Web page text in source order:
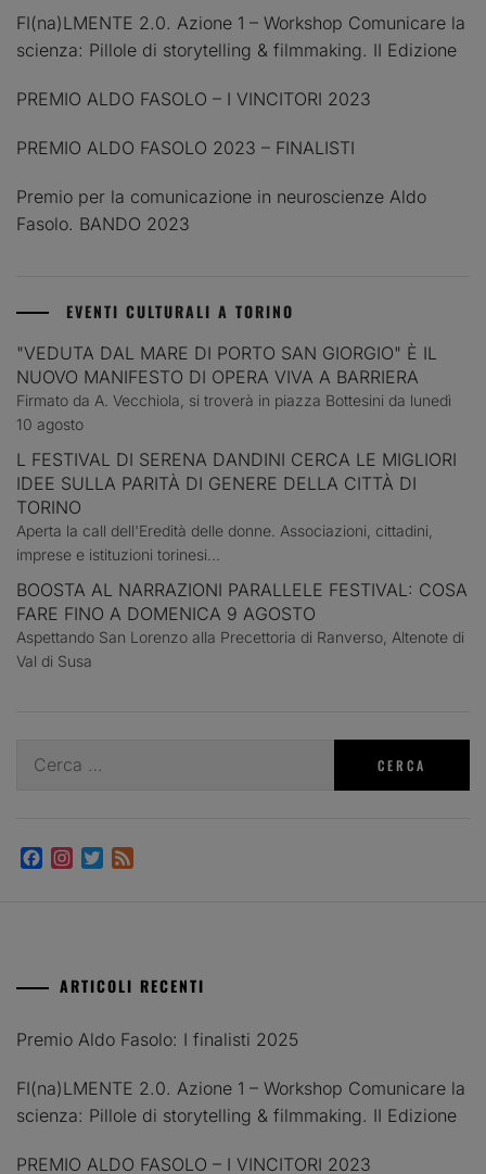
FI(na)LMENTE 2.0. Azione 1 – Workshop Comunicare la
scienza: Pillole di storytelling & filmmaking. II Edizione
PREMIO ALDO FASOLO – I VINCITORI 2023
PREMIO ALDO FASOLO 2023 – FINALISTI
Premio per la comunicazione in neuroscienze Aldo
Fasolo. BANDO 2023
EVENTI CULTURALI A TORINO
"VEDUTA DAL MARE DI PORTO SAN GIORGIO" È IL
NUOVO MANIFESTO DI OPERA VIVA A BARRIERA
Firmato da A. Vecchiola, si troverà in piazza Bottesini da lunedì
10 agosto
L FESTIVAL DI SERENA DANDINI CERCA LE MIGLIORI
IDEE SULLA PARITÀ DI GENERE DELLA CITTÀ DI
TORINO
Aperta la call dell'Eredità delle donne. Associazioni, cittadini,
imprese e istituzioni torinesi...
BOOSTA AL NARRAZIONI PARALLELE FESTIVAL: COSA
FARE FINO A DOMENICA 9 AGOSTO
Aspettando San Lorenzo alla Precettoria di Ranverso, Altenote di
Val di Susa
per:
Facebook
Instagram
Twitter
ARTICOLI RECENTI
Premio Aldo Fasolo: I finalisti 2025
FI(na)LMENTE 2.0. Azione 1 – Workshop Comunicare la
scienza: Pillole di storytelling & filmmaking. II Edizione
PREMIO ALDO FASOLO – I VINCITORI 2023